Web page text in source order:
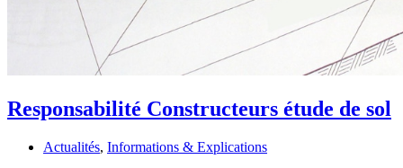
Responsabilité Constructeurs étude de sol
Actualités, Informations & Explications